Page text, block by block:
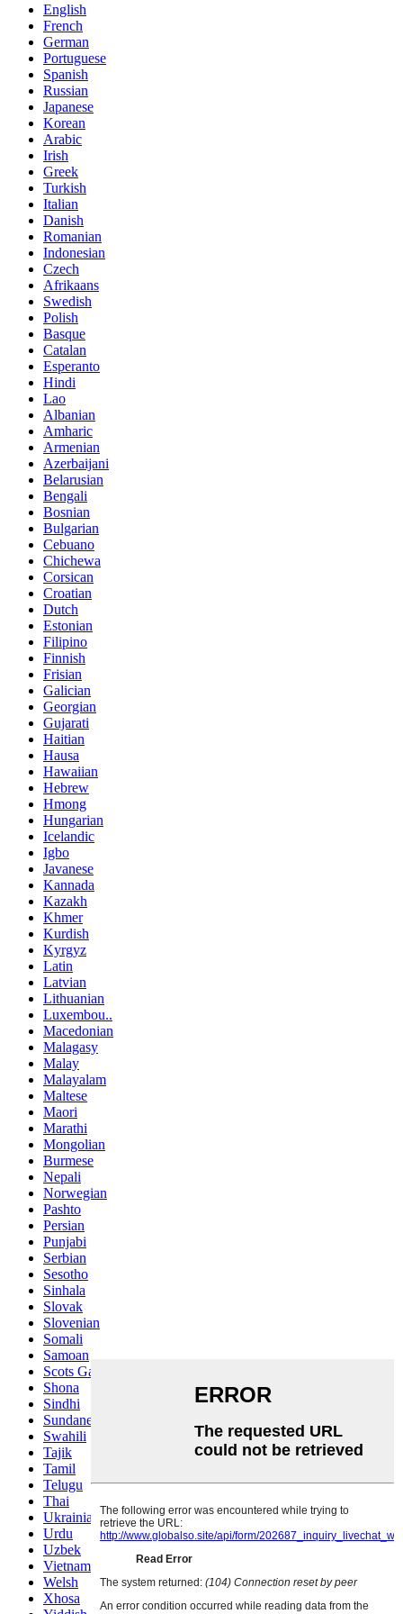
English
French
German
Portuguese
Spanish
Russian
Japanese
Korean
Arabic
Irish
Greek
Turkish
Italian
Danish
Romanian
Indonesian
Czech
Afrikaans
Swedish
Polish
Basque
Catalan
Esperanto
Hindi
Lao
Albanian
Amharic
Armenian
Azerbaijani
Belarusian
Bengali
Bosnian
Bulgarian
Cebuano
Chichewa
Corsican
Croatian
Dutch
Estonian
Filipino
Finnish
Frisian
Galician
Georgian
Gujarati
Haitian
Hausa
Hawaiian
Hebrew
Hmong
Hungarian
Icelandic
Igbo
Javanese
Kannada
Kazakh
Khmer
Kurdish
Kyrgyz
Latin
Latvian
Lithuanian
Luxembou..
Macedonian
Malagasy
Malay
Malayalam
Maltese
Maori
Marathi
Mongolian
Burmese
Nepali
Norwegian
Pashto
Persian
Punjabi
Serbian
Sesotho
Sinhala
Slovak
Slovenian
Somali
Samoan
Scots Gaelic
Shona
Sindhi
Sundanese
Swahili
Tajik
Tamil
Telugu
Thai
Ukrainian
Urdu
Uzbek
Vietnamese
Welsh
Xhosa